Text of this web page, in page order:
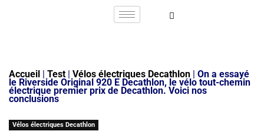
Accueil | Test | Vélos électriques Decathlon | On a essayé
le Riverside Original 920 E Decathlon, le vélo tout-chemin
électrique premier prix de Decathlon. Voici nos
conclusions
Vélos électriques Decathlon